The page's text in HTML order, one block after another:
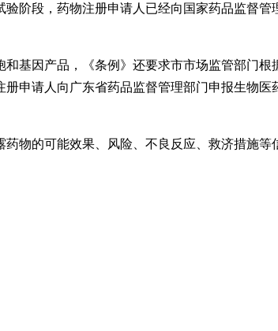
阶段，药物注册申请人已经向国家药品监督
基因产品，《条例》还要求市市场监管部门
申请人向广东省药品监督管理部门申报生物
物的可能效果、风险、不良反应、救济措施